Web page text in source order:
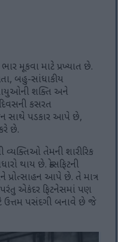
મૂકવા માટે પ્રખ્યાત છે.
બહુ-સાંધાકીય
શક્તિ અને
કસરત
સાથે પડકાર આપે છે,
છે.
તેમની શારીરિક
થાય છે. ક્રોસફિટની
પ્રોત્સાહન આપે છે. તે માત્ર
પરંતુ એકંદર ફિટનેસમાં પણ
ઉત્તમ પસંદગી બનાવે છે જે